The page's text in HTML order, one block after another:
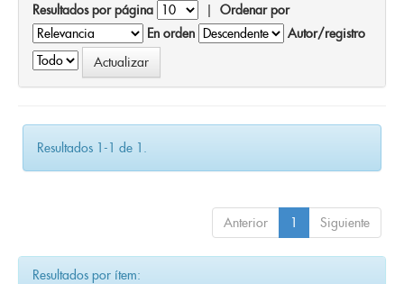
Resultados por página | Ordenar por
En orden
Autor/registro
Resultados 1-1 de 1.
Anterior 1 Siguiente
Resultados por ítem: